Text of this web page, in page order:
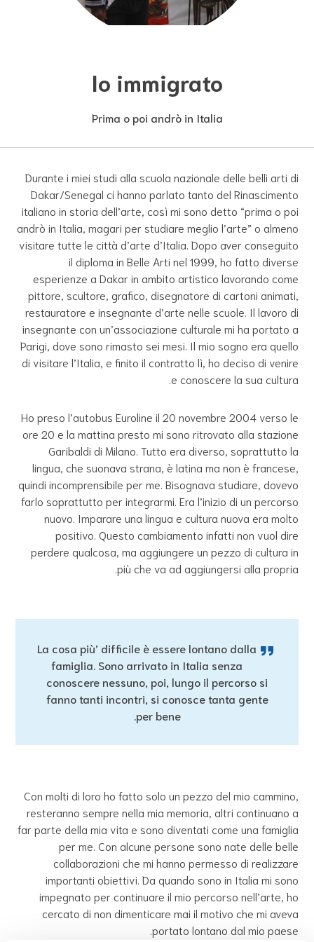
Io immigrato
Prima o poi andrò in Italia
Durante i miei studi alla scuola nazionale delle belli arti di
Dakar/Senegal ci hanno parlato tanto del Rinascimento
italiano in storia dell’arte, così mi sono detto “prima o poi
andrò in Italia, magari per studiare meglio l’arte” o almeno
visitare tutte le città d’arte d’Italia. Dopo aver conseguito
il diploma in Belle Arti nel 1999, ho fatto diverse
esperienze a Dakar in ambito artistico lavorando come
pittore, scultore, grafico, disegnatore di cartoni animati,
restauratore e insegnante d’arte nelle scuole. Il lavoro di
insegnante con un’associazione culturale mi ha portato a
Parigi, dove sono rimasto sei mesi. Il mio sogno era quello
di visitare l’Italia, e finito il contratto lì, ho deciso di venire
e conoscere la sua cultura.
Ho preso l’autobus Euroline il 20 novembre 2004 verso le
ore 20 e la mattina presto mi sono ritrovato alla stazione
Garibaldi di Milano. Tutto era diverso, soprattutto la
lingua, che suonava strana, è latina ma non è francese,
quindi incomprensibile per me. Bisognava studiare, dovevo
farlo soprattutto per integrarmi. Era l’inizio di un percorso
nuovo. Imparare una lingua e cultura nuova era molto
positivo. Questo cambiamento infatti non vuol dire
perdere qualcosa, ma aggiungere un pezzo di cultura in
più che va ad aggiungersi alla propria.
La cosa più’ difficile è essere lontano dalla
famiglia. Sono arrivato in Italia senza
conoscere nessuno, poi, lungo il percorso si
fanno tanti incontri, si conosce tanta gente
per bene.
Con molti di loro ho fatto solo un pezzo del mio cammino,
resteranno sempre nella mia memoria, altri continuano a
far parte della mia vita e sono diventati come una famiglia
per me. Con alcune persone sono nate delle belle
collaborazioni che mi hanno permesso di realizzare
importanti obiettivi. Da quando sono in Italia mi sono
impegnato per continuare il mio percorso nell’arte, ho
cercato di non dimenticare mai il motivo che mi aveva
portato lontano dal mio paese.